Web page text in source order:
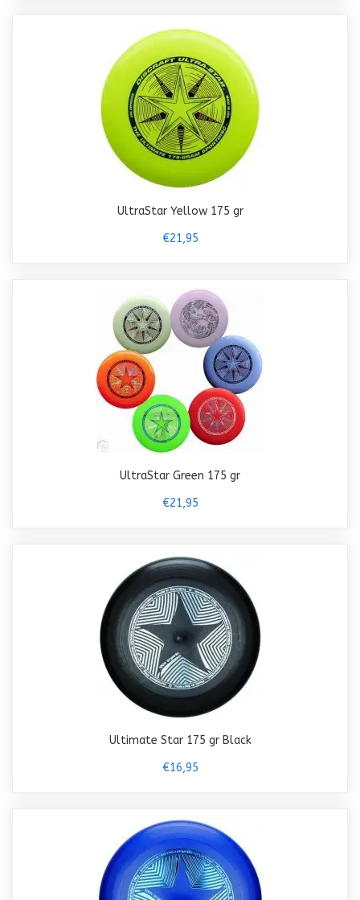
UltraStar Yellow 175 gr
€21,95
UltraStar Green 175 gr
€21,95
Ultimate Star 175 gr Black
€16,95